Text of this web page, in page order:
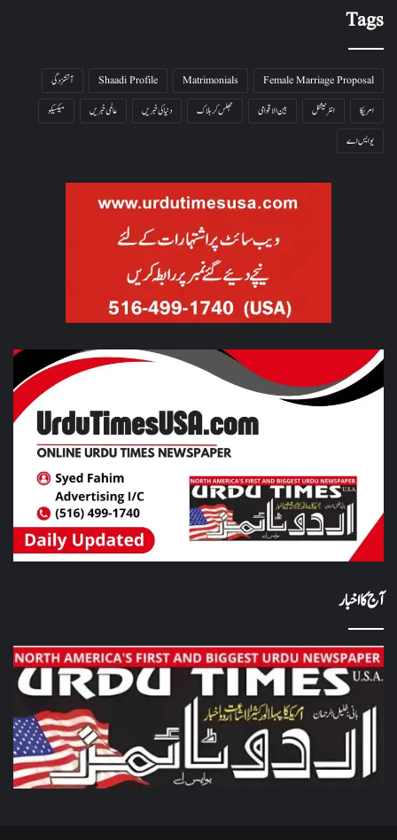
Tags
Female Marriage Proposal
Matrimonials
Shaadi Profile
آتشزدگی
امریکا
انٹرنیشنل بین الاقوامی جھلس کر ہلاک دنیا کی خبریں عالمی خبریں
میکسیکو
یو ایس اے
آج کا اخبار